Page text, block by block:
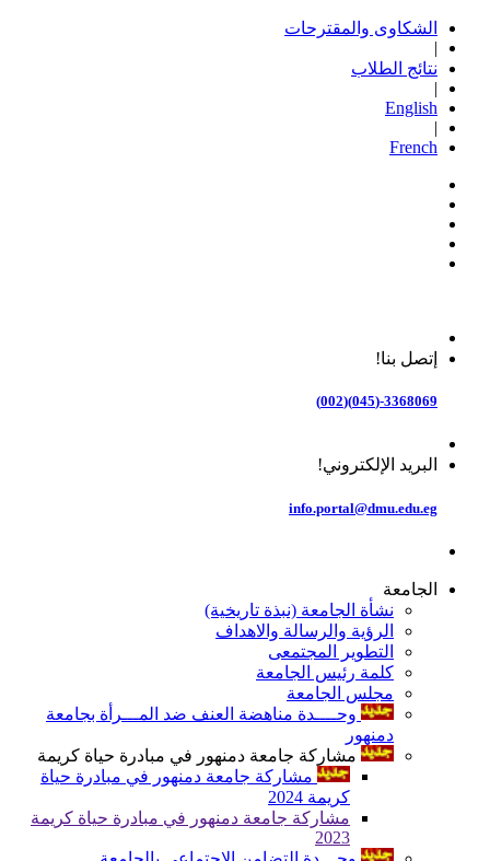
الشكاوى والمقترحات
|
نتائج الطلاب
|
English
|
French
إتصل بنا!
3368069-(045)(002)
البريد الإلكتروني!
info.portal@dmu.edu.eg
الجامعة
نشأة الجامعة (نبذة تاريخية)
الرؤية والرسالة والاهداف
التطوير المجتمعى
كلمة رئيس الجامعة
مجلس الجامعة
وحــــدة مناهضة العنف ضد المـــرأة بجامعة
دمنهور
مشاركة جامعة دمنهور في مبادرة حياة كريمة
مشاركة جامعة دمنهور في مبادرة حياة
كريمة 2024
مشاركة جامعة دمنهور في مبادرة حياة كريمة
2023